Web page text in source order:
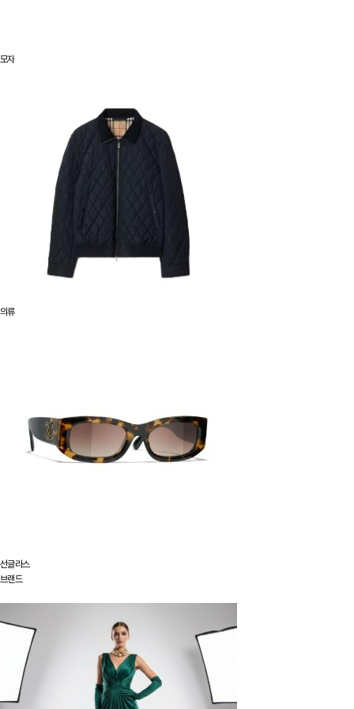
모자
의류
선글라스
브랜드